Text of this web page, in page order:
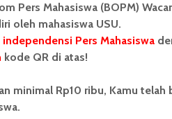
(BOPM) Wacana
di luar kampus dan dikelola
Sumatera Utara (USU).
Pers Mahasiswa (BOPM)
oleh mahasiswa USU.
Pers Mahasiswa
kode QR di atas!
minimal Rp10 ribu, Kamu